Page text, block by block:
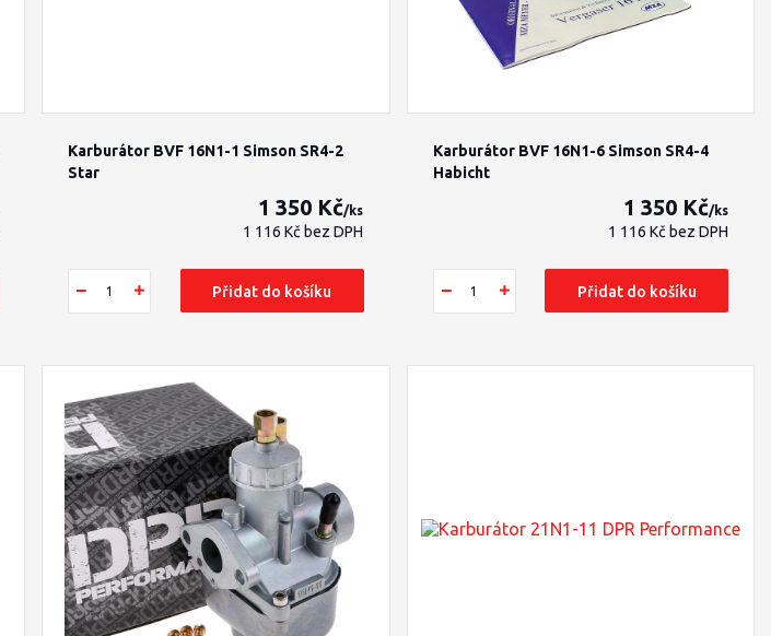
Karburátor BVF 16N1-1 Simson SR4-2
Star
1 350 Kč/ks
1 116 Kč bez DPH
Přidat do košíku
Karburátor BVF 16N1-6 Simson SR4-4
Habicht
1 350 Kč/ks
1 116 Kč bez DPH
Přidat do košíku